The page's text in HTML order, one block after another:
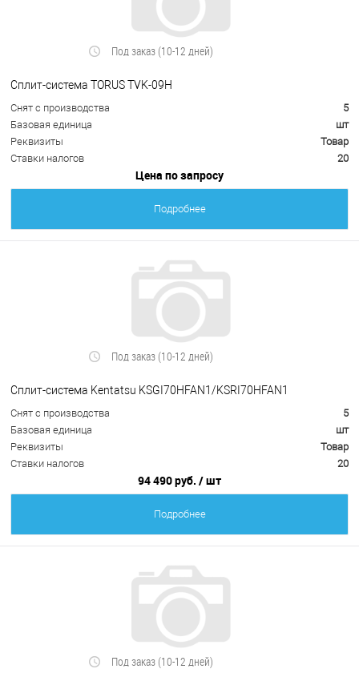
Под заказ (10-12 дней)
Сплит-система TORUS TVK-09H
Снят с производства
5
Базовая единица
шт
Реквизиты
Товар
Ставки налогов
20
Цена по запросу
Подробнее
Под заказ (10-12 дней)
Сплит-система Kentatsu KSGI70HFAN1/KSRI70HFAN1
Снят с производства
5
Базовая единица
шт
Реквизиты
Товар
Ставки налогов
20
94 490 руб. / шт
Подробнее
Под заказ (10-12 дней)